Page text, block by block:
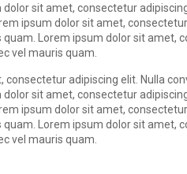
sit amet, consectetur
ipsum dolor sit amet,
quam. Lorem ipsum dolor sit
vel mauris quam.
consectetur adipiscing elit. Nulla
sit amet, consectetur
ipsum dolor sit amet,
quam. Lorem ipsum dolor sit
vel mauris quam.